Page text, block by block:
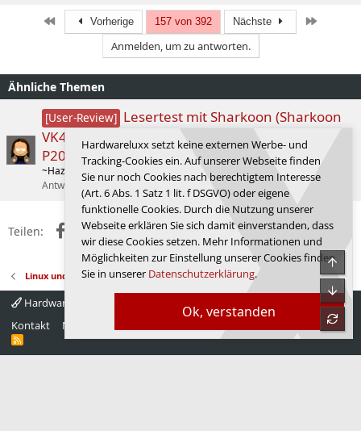
Erste Vorherige 157 von 392 Nächste
Anmelden, um zu antworten.
Ähnliche Themen
[User-Review] Lesertest mit Sharkoon (Sharkoon
VK4 ARGB, Sharkoon A40 RGB, Sharkoon Rebel
P20 750W)
~HazZarD~
Gehäuse
Antworten 1 17.12.2025 ~HazZarD~
Teilen: FacebookX (Twitter)
RedditWhatsApp
E-MailLink
Linux und andere freie Betriebssysteme
Hardwareluxx 4.0
Kontakt
Nutzungsbedingungen Startseite
R
Ok, verstanden
Hardwareluxx setzt keine externen Werbe- und
Tracking-Cookies ein. Auf unserer Webseite finden
Sie nur noch Cookies nach berechtigtem Interesse
(Art. 6 Abs. 1 Satz 1 lit. f DSGVO) oder eigene
funktionelle Cookies. Durch die Nutzung unserer
Webseite erklären Sie sich damit einverstanden, dass
wir diese Cookies setzen. Mehr Informationen und
Möglichkeiten zur Einstellung unserer Cookies finden
Sie in unserer Datenschutzerklärung.